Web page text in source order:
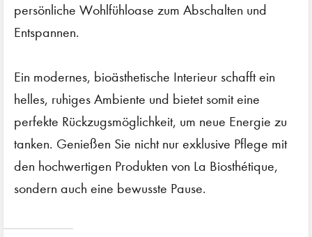
persönliche Wohlfühloase zum Abschalten und
Entspannen.
Ein modernes, bioästhetische Interieur schafft ein
helles, ruhiges Ambiente und bietet somit eine
perfekte Rückzugsmöglichkeit, um neue Energie zu
tanken. Genießen Sie nicht nur exklusive Pflege mit
den hochwertigen Produkten von La Biosthétique,
sondern auch eine bewusste Pause.